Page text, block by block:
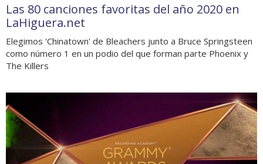
Las 80 canciones favoritas del año 2020 en
LaHiguera.net
Elegimos 'Chinatown' de Bleachers junto a Bruce Springsteen
como número 1 en un podio del que forman parte Phoenix y
The Killers